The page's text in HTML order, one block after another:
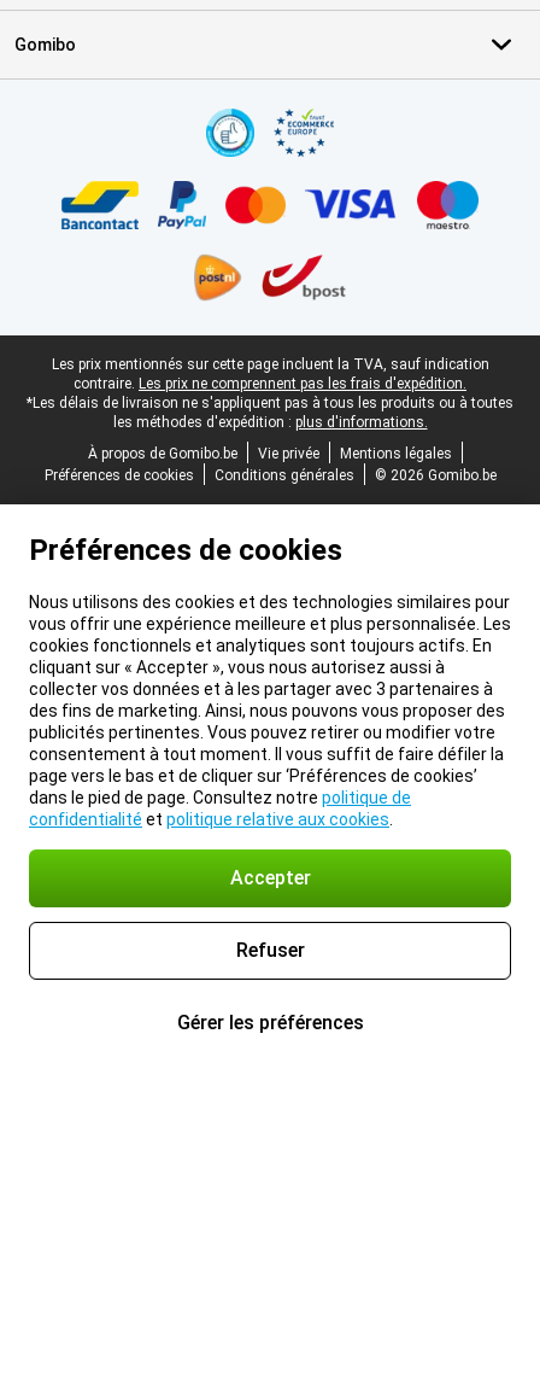
Gomibo
Pied-de-page légal
Les prix mentionnés sur cette page incluent la TVA, sauf indication
contraire. Les prix ne comprennent pas les frais d'expédition.
*Les délais de livraison ne s'appliquent pas à tous les produits ou à toutes
les méthodes d'expédition : plus d'informations.
À propos de Gomibo.be
Vie privée
Mentions légales
Préférences de cookies
Conditions générales © 2026 Gomibo.be
Préférences de cookies
Nous utilisons des cookies et des technologies similaires pour
vous offrir une expérience meilleure et plus personnalisée. Les
cookies fonctionnels et analytiques sont toujours actifs. En
cliquant sur « Accepter », vous nous autorisez aussi à
collecter vos données et à les partager avec 3 partenaires à
des fins de marketing. Ainsi, nous pouvons vous proposer des
publicités pertinentes. Vous pouvez retirer ou modifier votre
consentement à tout moment. Il vous suffit de faire défiler la
page vers le bas et de cliquer sur ‘Préférences de cookies’
dans le pied de page. Consultez notre politique de
confidentialité et politique relative aux cookies
Accepter
Refuser
Gérer les préférences